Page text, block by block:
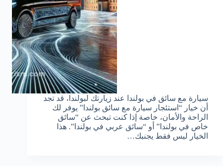
سيارة مع سائق في بولندا عند زيارتك لبولندا، قد تجد
أن خيار “استئجار سيارة مع سائق بولندا” يوفر لك
الراحة والأمان، خاصة إذا كنت تبحث عن “سائق
خاص في بولندا” أو “سائق عربي في بولندا”. هذا
الخيار ليس فقط يجنبك…